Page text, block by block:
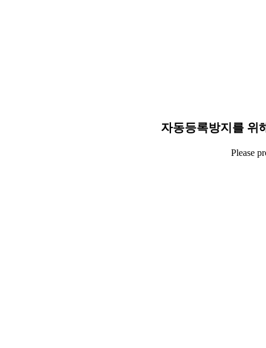
자동등록방지를 위
Please